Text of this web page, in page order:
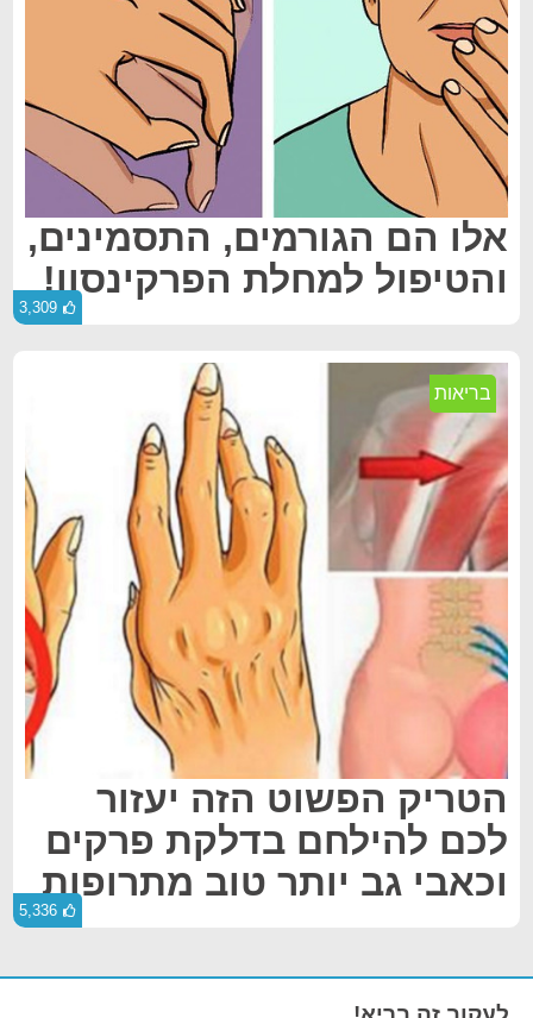
אלו הם הגורמים, התסמינים,
והטיפול למחלת הפרקינסון!
3,309
בריאות
הטריק הפשוט הזה יעזור
לכם להילחם בדלקת פרקים
וכאבי גב יותר טוב מתרופות
5,336